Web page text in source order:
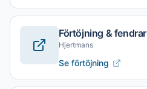
Förtöjning & fendrar
Hjertmans
Se förtöjning